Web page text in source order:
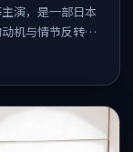
演，是一部日本
机与情节反转相